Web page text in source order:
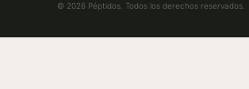
© 2026 Péptidos. Todos los derechos reservados.